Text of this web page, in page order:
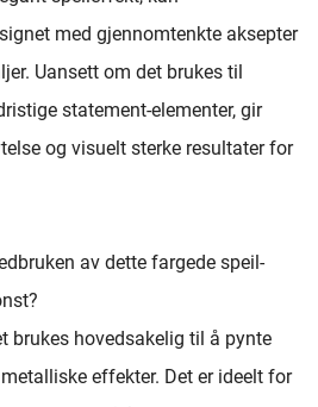
med gjennomtenkte aksepter
Uansett om det brukes til
statement-elementer, gir
og visuelt sterke resultater for
av dette fargede speil-
brukes hovedsakelig til å pynte
effekter. Det er ideelt for